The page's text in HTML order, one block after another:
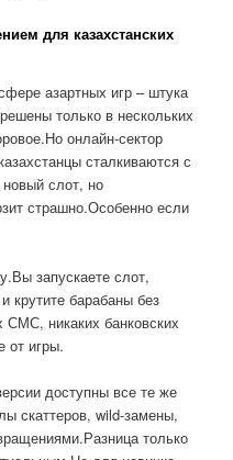
для казахстанских
азартных игр – штука
только в нескольких
онлайн-сектор
сталкиваются с
новый слот, но
страшно.Особенно если
запускаете слот,
крутите барабаны без
СМС, никаких банковских
от игры.
доступны все те же
скаттеров, wild-замены,
только